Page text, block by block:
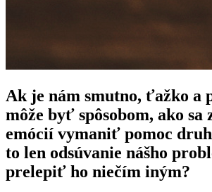
Ak je nám smutno, ťažko a
môže byť spôsobom, ako sa
emócií vymaniť pomoc
to len odsúvanie nášho
prelepiť ho niečím iným?